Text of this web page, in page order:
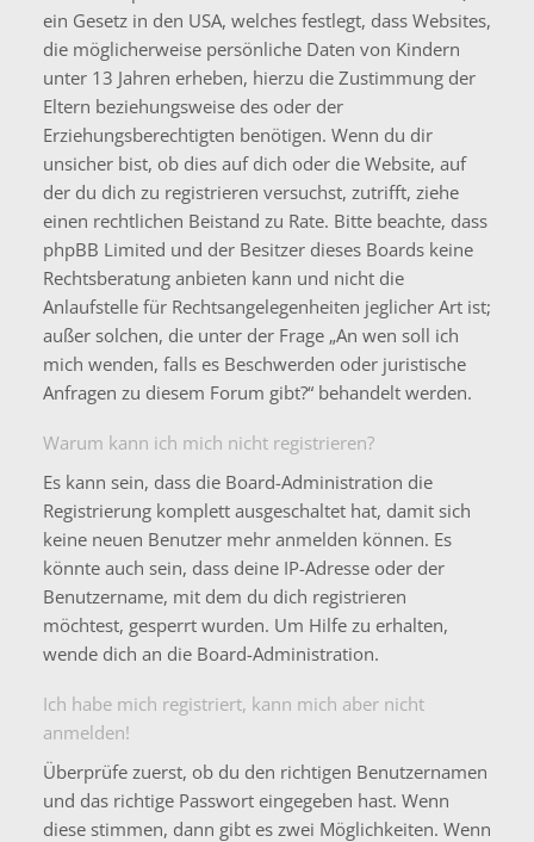
ein Gesetz in den USA, welches festlegt, dass Websites,
die möglicherweise persönliche Daten von Kindern
unter 13 Jahren erheben, hierzu die Zustimmung der
Eltern beziehungsweise des oder der
Erziehungsberechtigten benötigen. Wenn du dir
unsicher bist, ob dies auf dich oder die Website, auf
der du dich zu registrieren versuchst, zutrifft, ziehe
einen rechtlichen Beistand zu Rate. Bitte beachte, dass
phpBB Limited und der Besitzer dieses Boards keine
Rechtsberatung anbieten kann und nicht die
Anlaufstelle für Rechtsangelegenheiten jeglicher Art ist;
außer solchen, die unter der Frage „An wen soll ich
mich wenden, falls es Beschwerden oder juristische
Anfragen zu diesem Forum gibt?“ behandelt werden.
Warum kann ich mich nicht registrieren?
Es kann sein, dass die Board-Administration die
Registrierung komplett ausgeschaltet hat, damit sich
keine neuen Benutzer mehr anmelden können. Es
könnte auch sein, dass deine IP-Adresse oder der
Benutzername, mit dem du dich registrieren
möchtest, gesperrt wurden. Um Hilfe zu erhalten,
wende dich an die Board-Administration.
Ich habe mich registriert, kann mich aber nicht
anmelden!
Überprüfe zuerst, ob du den richtigen Benutzernamen
und das richtige Passwort eingegeben hast. Wenn
diese stimmen, dann gibt es zwei Möglichkeiten. Wenn